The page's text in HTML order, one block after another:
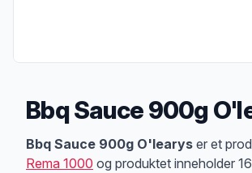
Bbq Sauce 900g
Produktbeskrivelse
Bbq Sauce 900g O'learys er et
Rema 1000 og produktet inneholder